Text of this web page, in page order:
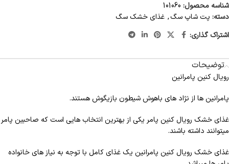
شناسه محصول: 101060
دسته: پت شاپ سگ, غذای خشک سگ
اشتراک گذاری:
توضیحات
رویال کنین پامرانین
پامرانین ها از نژاد های باهوش شیطون بازیگوش هستند.
غذای خشک رویال کنین پامر یکی از بهترین انتخاب هایی است که صاحبین پامر
میتوانند داشته باشند.
غذای خشک رویال کنین پامرانین یک غذای کامل با توجه به نیاز های خانواده